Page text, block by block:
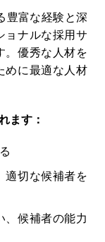
豊富な経験と深
ョナルな採用サ
。優秀な人材を
めに最適な人材
ます：
適切な候補者を
、候補者の能力